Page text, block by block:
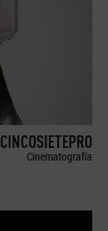
Cinematografía